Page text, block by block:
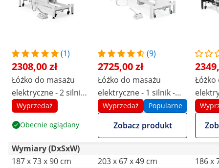
(1)
2308,00 zł
Łóżko do masażu
elektryczne - 2 silniki
- 200 W - 187 x 70 x
białe/ciemnobeżowe
Wyprzedaż
Obecnie oglądany
(9)
2725,00 zł
Łóżko do masażu
elektryczne - 1 silnik -
100 W - 207 x 68 x 53 -
92 cm - 200 kg -
białe/beżowe
Wyprzedaż Popularne
Zobacz produkt
Łóżko
- 200
68 -
czarne
Wymiary (DxSxW)
187 x 73 x 90 cm
203 x 67 x 49 cm
186 x